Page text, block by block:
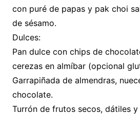
con puré de papas y pak choi
de sésamo.
Dulces:
Pan dulce con chips de
cerezas en almíbar (opcional
Garrapiñada de almendras,
chocolate.
Turrón de frutos secos, dátiles